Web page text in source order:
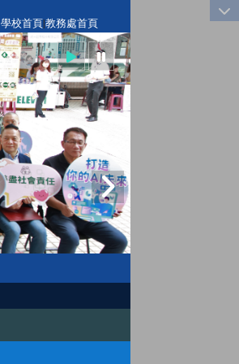
學校首頁|教務處首頁